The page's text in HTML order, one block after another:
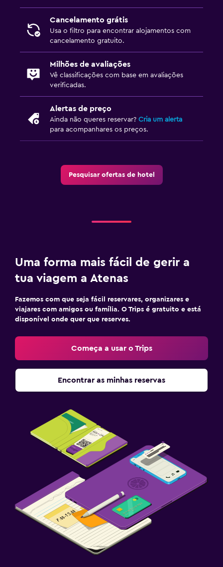
Cancelamento grátis
Usa o filtro para encontrar alojamentos com
cancelamento gratuito.
Milhões de avaliações
Vê classificações com base em avaliações
verificadas.
Alertas de preço
Ainda não queres reservar? Cria um alerta
para acompanhares os preços.
Pesquisar ofertas de hotel
Uma forma mais fácil de gerir a
tua viagem a Atenas
Fazemos com que seja fácil reservares, organizares e
viajares com amigos ou família. O Trips é gratuito e está
disponível onde quer que reserves.
Começa a usar o Trips
Encontrar as minhas reservas